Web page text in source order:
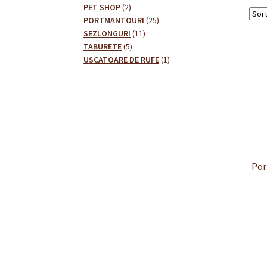
PET SHOP 22
produse
PORTMANTOURI 2525
SEZLONGURI 1111
TABURETE 55
produse
USCATOARE DE RUFE 11